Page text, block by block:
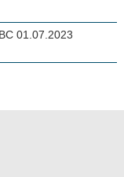
01.07.2023